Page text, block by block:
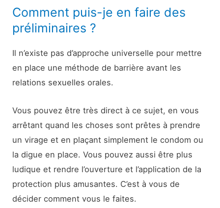
Comment puis-je en faire des
préliminaires ?
Il n’existe pas d’approche universelle pour mettre
en place une méthode de barrière avant les
relations sexuelles orales.
Vous pouvez être très direct à ce sujet, en vous
arrêtant quand les choses sont prêtes à prendre
un virage et en plaçant simplement le condom ou
la digue en place. Vous pouvez aussi être plus
ludique et rendre l’ouverture et l’application de la
protection plus amusantes. C’est à vous de
décider comment vous le faites.